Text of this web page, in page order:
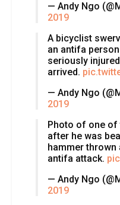
— Andy Ngo
2019
A bicyclist
an antifa
seriously
arrived.
— Andy Ngo
2019
Photo of one of
after he was
hammer
antifa attack.
— Andy Ngo
2019